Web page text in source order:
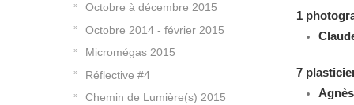
1
7
Octobre à décembre 2015
Octobre 2014 - février 2015
Micromégas 2015
Réflective #4
Chemin de Lumière(s) 2015